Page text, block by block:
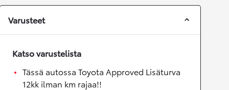
Varusteet
Katso varustelista
Tässä autossa Toyota Approved Lisäturva
12kk ilman km rajaa!!